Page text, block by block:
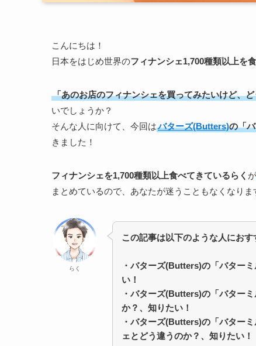
こんにちは！
日本をはじめ世界のフィナンシェ1,700種類以上を
「あのお店のフィナンシェを買ってみたいけど、
いでしょうか？
そんな人に向けて、今回はバターズ(Butters)の「
きました！
フィナンシェを1,700種類以上食べてきているらく が
まとめているので、あなたが迷うこともなくなりま
らく
この記事は以下のような人におす
・バターズ(Butters)の「バター
い！
・ バターズ(Butters)の「バターミ
か？、知りたい！
・ バターズ(Butters)の「バターミ
ェとどう違うのか？、知りたい！